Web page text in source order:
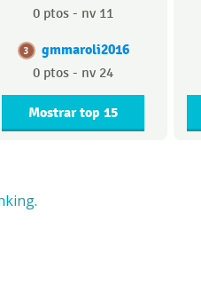
0 ptos - nv 11
3 gmmaroli2016
0 ptos - nv 24
Mostrar top 15